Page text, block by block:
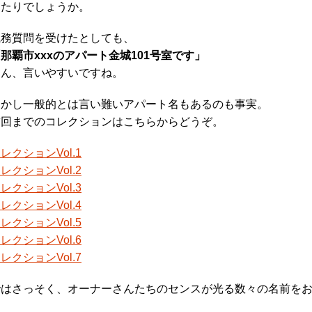
りでしょうか。
質問を受けたとしても、
覇市xxxのアパート金城101号室です」
、言いやすいですね。
し一般的とは言い難いアパート名もあるのも事実。
までのコレクションはこちらからどうぞ。
クションVol.1
クションVol.2
クションVol.3
クションVol.4
クションVol.5
クションVol.6
クションVol.7
さっそく、オーナーさんたちのセンスが光る数々の名前をお